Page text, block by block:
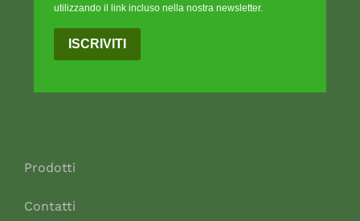
utilizzando il link incluso nella nostra newsletter.
ISCRIVITI
Prodotti
Contatti